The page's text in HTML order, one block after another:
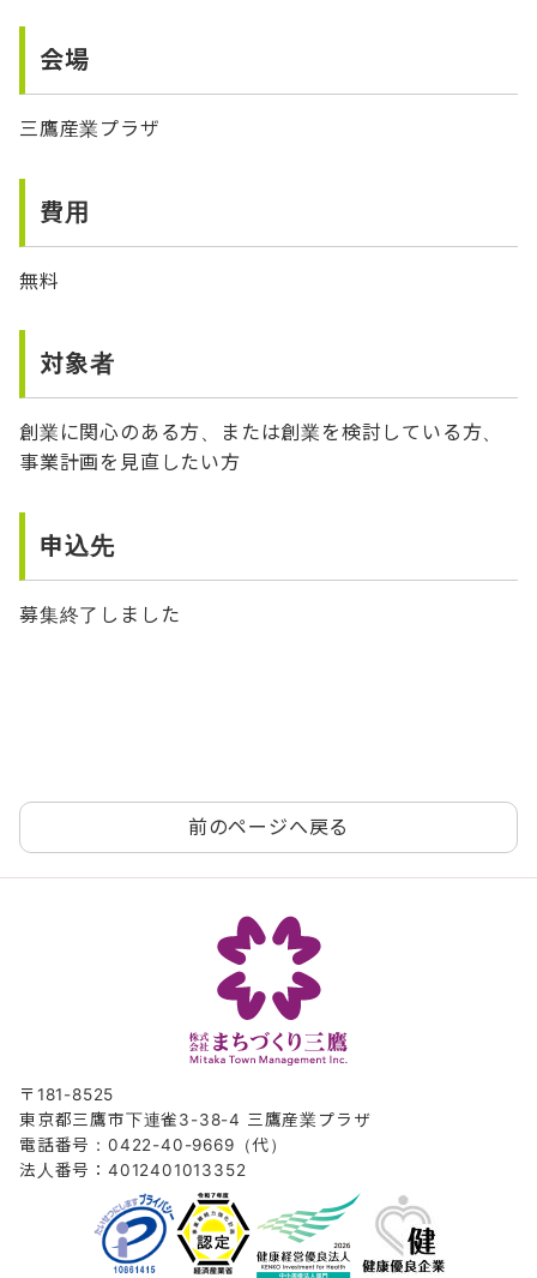
会場
三鷹産業プラザ
費用
無料
対象者
創業に関心のある方、または創業を検討している方、
事業計画を見直したい方
申込先
募集終了しました
前のページへ戻る
〒181-8525
東京都三鷹市下連雀3-38-4 三鷹産業プラザ
電話番号：0422-40-9669（代）
法人番号：4012401013352